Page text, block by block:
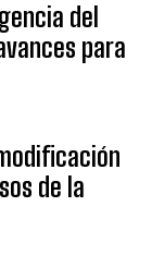
del
para
de la